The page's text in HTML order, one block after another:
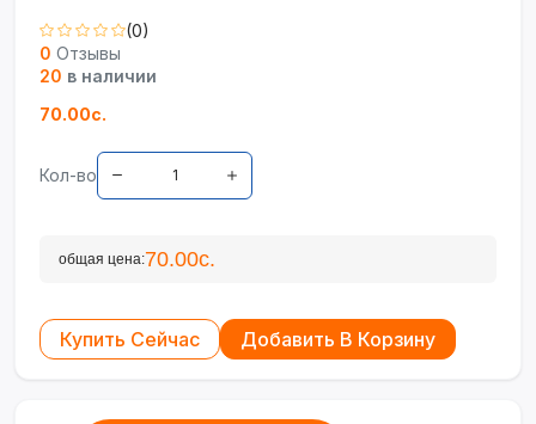
(0)
0 Отзывы
20 в наличии
70.00с.
Кол-во
общая цена:70.00с.
Купить Сейчас Добавить В Корзину